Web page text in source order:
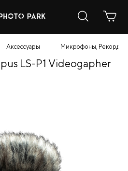
Аксессуары Микрофоны,
LS-P1 Videogapher